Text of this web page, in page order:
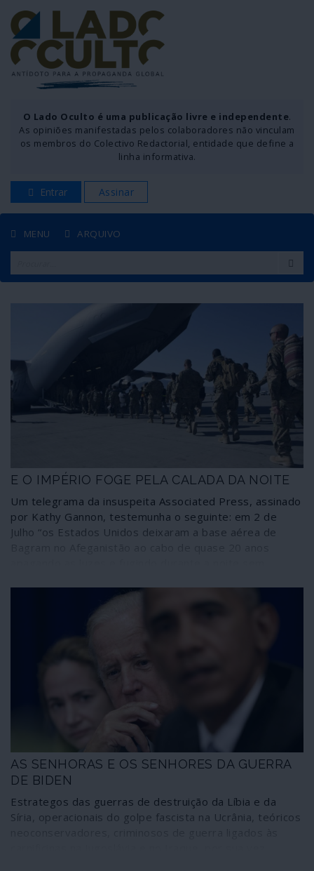
O Lado Oculto é uma publicação livre e independente.
As opiniões manifestadas pelos colaboradores não vinculam
os membros do Colectivo Redactorial, entidade que define a
linha informativa.
Entrar Assinar
MENU ARQUIVO
E O IMPÉRIO FOGE PELA CALADA DA NOITE
Um telegrama da insuspeita Associated Press, assinado
por Kathy Gannon, testemunha o seguinte: em 2 de
Julho “os Estados Unidos deixaram a base aérea de
deu pela partida dos norte-americanos mais de duas
horas depois, segundo fontes afegãs”.
AS SENHORAS E OS SENHORES DA GUERRA
DE BIDEN
Estrategos das guerras de destruição da Líbia e da
Síria, operacionais do golpe fascista na Ucrânia, teóricos